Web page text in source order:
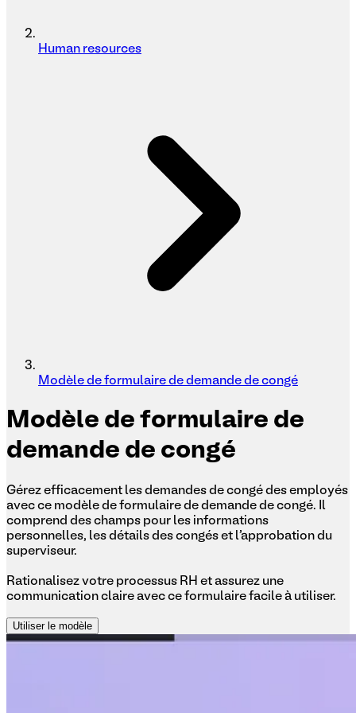
Human resources
Modèle de formulaire de demande de congé
Modèle de formulaire de
demande de congé
Gérez efficacement les demandes de congé des employés
avec ce modèle de formulaire de demande de congé. Il
comprend des champs pour les informations
personnelles, les détails des congés et l'approbation du
superviseur.
Rationalisez votre processus RH et assurez une
communication claire avec ce formulaire facile à utiliser.
Utiliser le modèle